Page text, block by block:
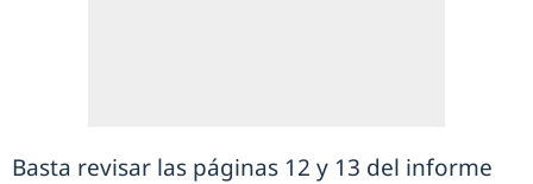
Basta revisar las páginas 12 y 13 del informe